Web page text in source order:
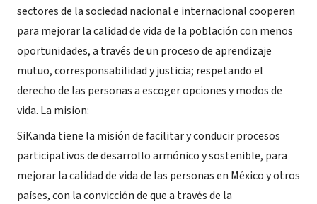
sectores de la sociedad nacional e internacional cooperen
para mejorar la calidad de vida de la población con menos
oportunidades, a través de un proceso de aprendizaje
mutuo, corresponsabilidad y justicia; respetando el
derecho de las personas a escoger opciones y modos de
vida. La mision:
SiKanda tiene la misión de facilitar y conducir procesos
participativos de desarrollo armónico y sostenible, para
mejorar la calidad de vida de las personas en México y otros
países, con la convicción de que a través de la